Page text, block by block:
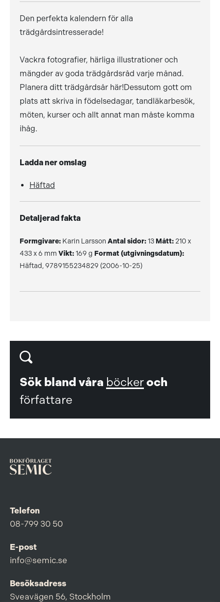
Den perfekta kalendern för alla
trädgårdsintresserade!
Vackra fotografier, härliga illustrationer och
mängder av goda trädgårdsråd varje månad.
Planera ditt trädgårdsår här!Dessutom gott om
plats att skriva in födelsedagar, tandläkarbesök,
möten, kurser och allt annat man måste komma
ihåg.
Ladda ner omslag
Häftad
Detaljerad fakta
Formgivare: Karin Larsson Antal sidor:13 Mått: 210 x
433 x 6 mm Vikt:169 g Format (utgivningsdatum):
Häftad, 9789155234829 (2006-10-25)
Sök bland våra böckeroch
författare
Telefon
08-799 30 50
E-post
info@semic.se
Besöksadress
Sveavägen 56, Stockholm